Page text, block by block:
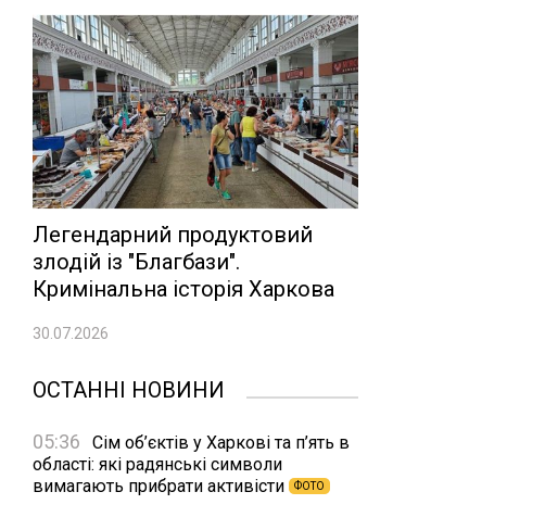
Легендарний продуктовий
злодій із "Благбази".
Кримінальна історія Харкова
30.07.2026
ОСТАННІ НОВИНИ
05:36
Сім об’єктів у Харкові та п’ять в
області: які радянські символи
вимагають прибрати активісти
ФОТО